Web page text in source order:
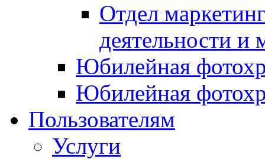
Отдел
деятельности и
Юбилейная
Юбилейная
Пользователям
Услуги